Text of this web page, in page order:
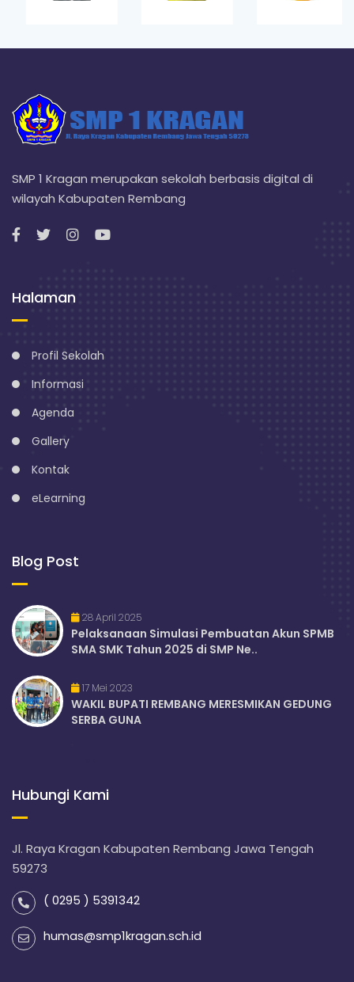
SMP 1 Kragan merupakan sekolah berbasis digital di
wilayah Kabupaten Rembang
Halaman
Profil Sekolah
Informasi
Agenda
Gallery
Kontak
eLearning
Blog Post
28 April 2025
Pelaksanaan Simulasi Pembuatan Akun SPMB
SMA SMK Tahun 2025 di SMP Ne..
17 Mei 2023
WAKIL BUPATI REMBANG MERESMIKAN GEDUNG
SERBA GUNA
Hubungi Kami
Jl. Raya Kragan Kabupaten Rembang Jawa Tengah
59273
( 0295 ) 5391342
humas@smp1kragan.sch.id